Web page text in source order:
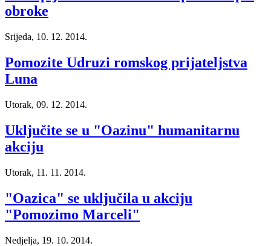
obroke
Srijeda, 10. 12. 2014.
Pomozite Udruzi romskog prijateljstva
Luna
Utorak, 09. 12. 2014.
Uključite se u "Oazinu" humanitarnu
akciju
Utorak, 11. 11. 2014.
"Oazica" se uključila u akciju
"Pomozimo Marceli"
Nedjelja, 19. 10. 2014.